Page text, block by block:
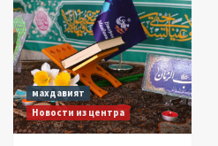
махдавият
Новости из центра